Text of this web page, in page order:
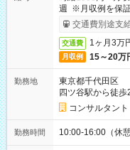
週 ※月収例を保
ービス利用可（利
交通費別途支
交通費 1ヶ月3万
月収例 15～20万
勤務地
東京都千代田区
四ツ谷駅から徒歩
コンサルタン
勤務時間 10:00-16:00（休